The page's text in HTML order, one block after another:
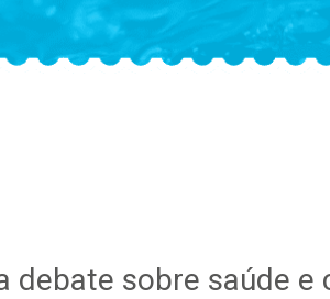
debate sobre saúde e